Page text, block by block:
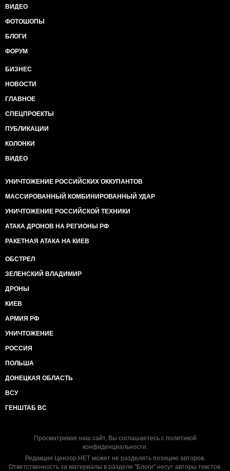
ВИДЕО
ФОТОШОПЫ
БЛОГИ
ФОРУМ
БИЗНЕС
НОВОСТИ
ГЛАВНОЕ
СПЕЦПРОЕКТЫ
ПУБЛИКАЦИИ
КОЛОНКИ
ВИДЕО
УНИЧТОЖЕНИЕ РОССИЙСКИХ ОККУПАНТОВ
МАССИРОВАННЫЙ КОМБИНИРОВАННЫЙ УДАР
УНИЧТОЖЕНИЕ РОССИЙСКОЙ ТЕХНИКИ
АТАКА ДРОНОВ НА РЕГИОНЫ РФ
РАКЕТНАЯ АТАКА НА КИЕВ
ОБСТРЕЛ
ЗЕЛЕНСКИЙ ВЛАДИМИР
ДРОНЫ
КИЕВ
АРМИЯ РФ
УНИЧТОЖЕНИЕ
РОССИЯ
ПОЛЬША
ДОНЕЦКАЯ ОБЛАСТЬ
ВСУ
ГЕНШТАБ ВС
Просматривая наш сайт, Вы соглашаетесь с политикой
конфиденциальности.
Редакция Цензор.НЕТ может не разделять позицию авторов.
Ответственность за материалы в разделе "Блоги" несут авторы текстов.